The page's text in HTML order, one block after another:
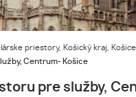
priestory, Košický kraj,
Centrum- Košice
pre služby,